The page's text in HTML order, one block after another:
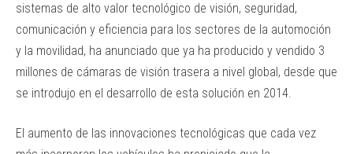
sistemas de alto valor tecnológico de visión, seguridad,
comunicación y eficiencia para los sectores de la automoción
y la movilidad, ha anunciado que ya ha producido y vendido 3
millones de cámaras de visión trasera a nivel global, desde que
se introdujo en el desarrollo de esta solución en 2014.
El aumento de las innovaciones tecnológicas que cada vez